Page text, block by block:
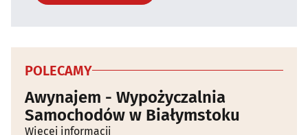
POLECAMY
Awynajem - Wypożyczalnia
Samochodów w Białymstoku
Więcej informacji